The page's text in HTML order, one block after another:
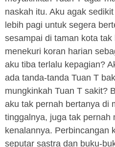
naskah itu. Aku agak
lebih pagi untuk segera
sesampai di taman kota
menekuri koran harian
aku tiba terlalu kepagian?
ada tanda-tanda Tuan T
mungkinkah Tuan T sakit?
aku tak pernah bertanya di
tinggalnya, juga tak pernah
kenalannya. Perbincangan
seputar sastra dan buku-